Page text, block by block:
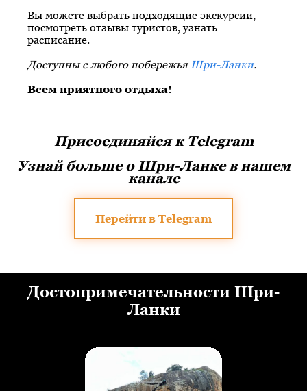
Вы можете выбрать подходящие экскурсии,
посмотреть отзывы туристов, узнать
расписание.
Доступны с любого побережья Шри-Ланки.
Всем приятного отдыха!
Присоединяйся к Telegram
Узнай больше о Шри-Ланке в нашем
канале
Перейти в Telegram
Достопримечательности Шри-
Ланки